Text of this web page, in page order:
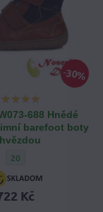
Step Modrorůžové
30%
688 Hnědé
barefoot boty
D.D.Step W073-688
20
Kč